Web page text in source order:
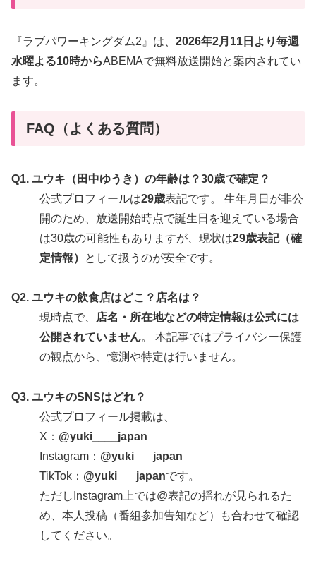
『ラブパワーキングダム2』は、 2026年2月11日より毎週
水曜よる10時からABEMAで無料放送開始と案内されてい
ます。
FAQ（よくある質問）
Q1. ユウキ（田中ゆうき）の年齢は？30歳で確定？
公式プロフィールは29歳表記です。 生年月日が非公
開のため、放送開始時点で誕生日を迎えている場合
は30歳の可能性もありますが、現状は29歳表記（確
定情報）
として扱うのが安全です。
Q2. ユウキの飲食店はどこ？店名は？
現時点で、
店名・所在地などの特定情報は公式には
公開されていません。 本記事ではプライバシー保護
の観点から、憶測や特定は行いません。
Q3. ユウキのSNSはどれ？
公式プロフィール掲載は、
X： @yuki____japan
Instagram： @yuki___japan
TikTok： @yuki___japanです。
ただしInstagram上では@表記の揺れが見られるた
め、本人投稿（番組参加告知など）も合わせて確認
してください。